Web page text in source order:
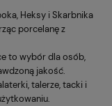
Heksy i Skarbnika
porcelanę z
to wybór dla osób,
jakość.
talerze, tacki i